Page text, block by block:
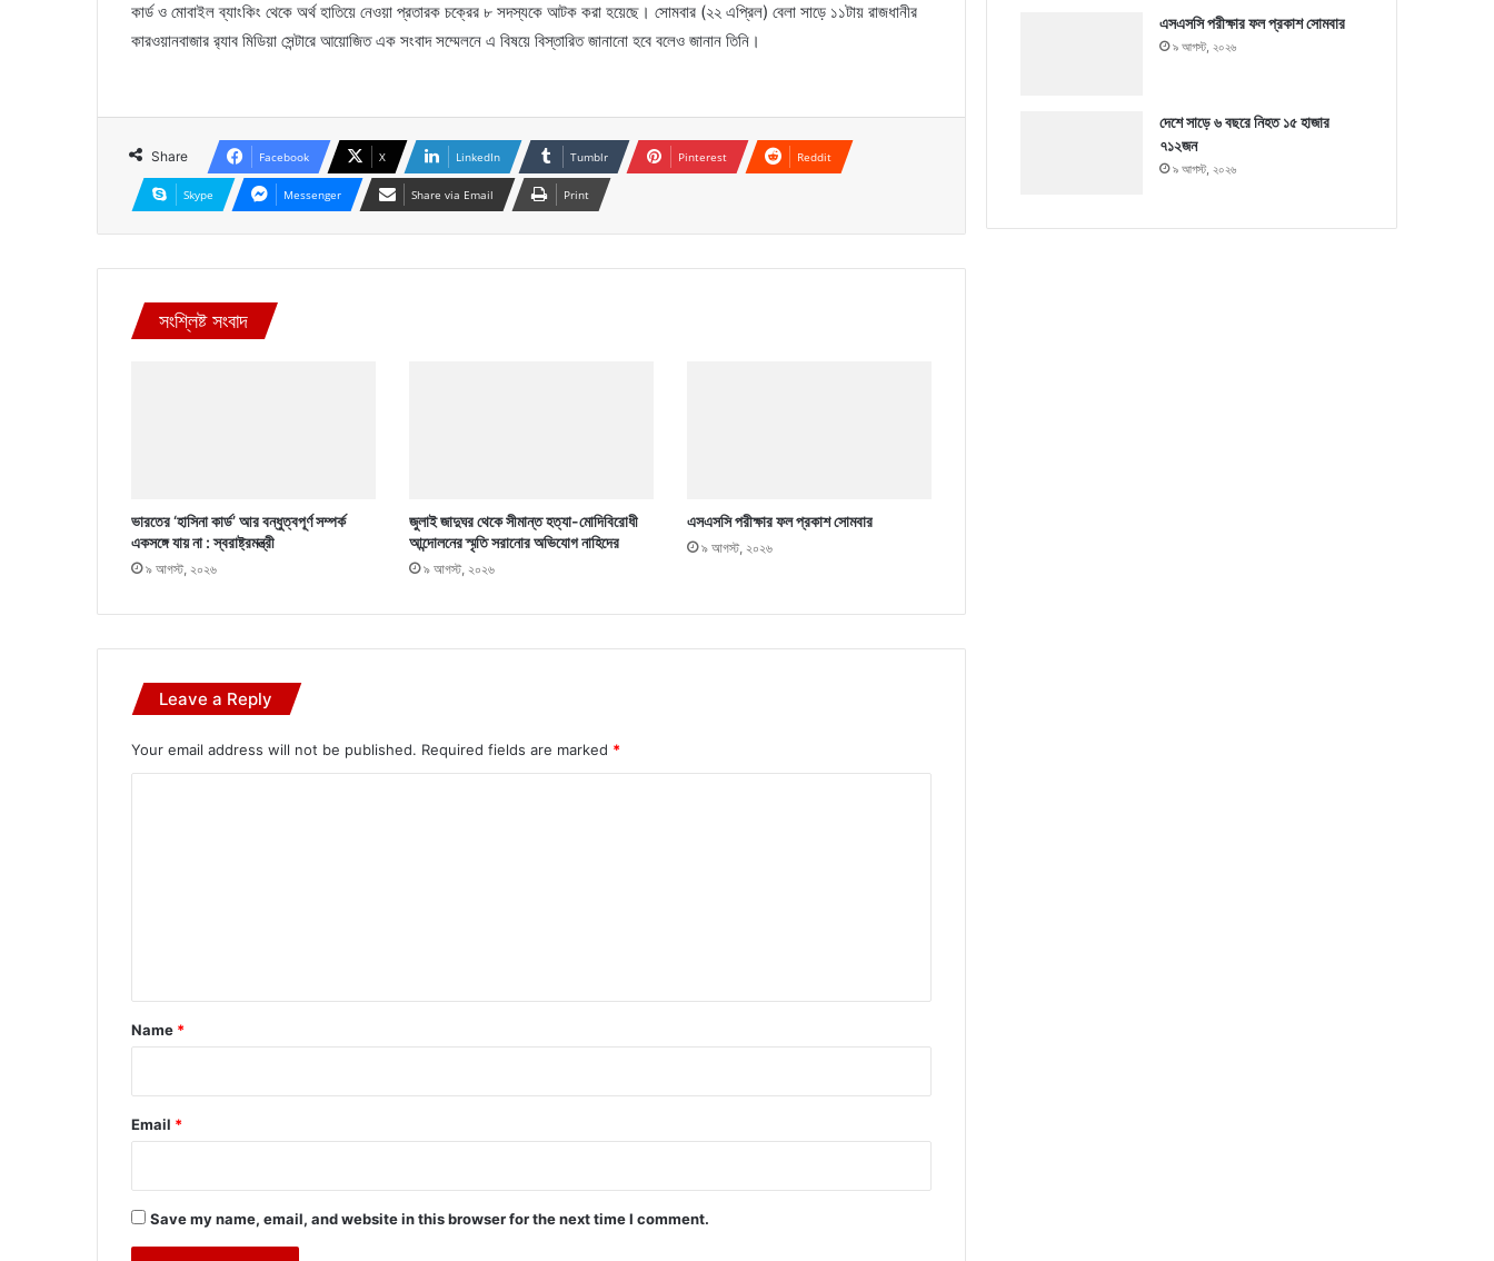
কার্ড ও মোবাইল ব্যাংকিং থেকে অর্থ হাতিয়ে নেওয়া প্রতারক চক্রের ৮ সদস্যকে আটক করা হয়েছে। সোমবার (২২ এপ্রিল) বেলা সাড়ে ১১টায় রাজধানীর
কারওয়ানবাজার র‌্যাব মিডিয়া সেন্টারে আয়োজিত এক সংবাদ সম্মেলনে এ বিষয়ে বিস্তারিত জানানো হবে বলেও জানান তিনি।
Share Facebook X LinkedIn Tumblr Pinterest Reddit
Skype Messenger Share via Email Print
সংশ্লিষ্ট সংবাদ
ভারতের ‘হাসিনা কার্ড’ আর বন্ধুত্বপূর্ণ সম্পর্ক
একসঙ্গে যায় না : স্বরাষ্ট্রমন্ত্রী
৯ আগস্ট, ২০২৬
জুলাই জাদুঘর থেকে সীমান্ত হত্যা-মোদিবিরোধী
আন্দোলনের স্মৃতি সরানোর অভিযোগ নাহিদের
৯ আগস্ট, ২০২৬
এসএসসি পরীক্ষার ফল প্রকাশ সোমবার
৯ আগস্ট, ২০২৬
Leave a Reply
Your email address will not be published. Required fields are marked *
*
Name *
Email *
Save my name, email, and website in this browser for the next time I comment.
এসএসসি পরীক্ষার ফল প্রকাশ সোমবার
৯ আগস্ট, ২০২৬
দেশে সাড়ে ৬ বছরে নিহত ১৫ হাজার
৭১২জন
৯ আগস্ট, ২০২৬